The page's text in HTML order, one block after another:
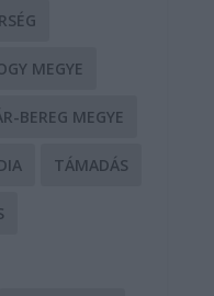
MEGYE
BEREG MEGYE
TÁMADÁS